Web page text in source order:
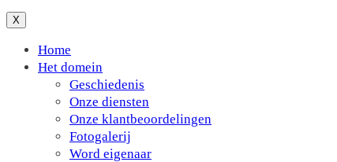
X
Home
Het domein
Geschiedenis
Onze diensten
Onze klantbeoordelingen
Fotogalerij
Word eigenaar